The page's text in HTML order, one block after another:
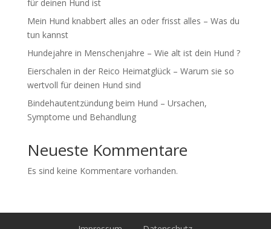
für deinen Hund ist
Mein Hund knabbert alles an oder frisst alles – Was du
tun kannst
Hundejahre in Menschenjahre – Wie alt ist dein Hund ?
Eierschalen in der Reico Heimatglück – Warum sie so
wertvoll für deinen Hund sind
Bindehautentzündung beim Hund – Ursachen,
Symptome und Behandlung
Neueste Kommentare
Es sind keine Kommentare vorhanden.